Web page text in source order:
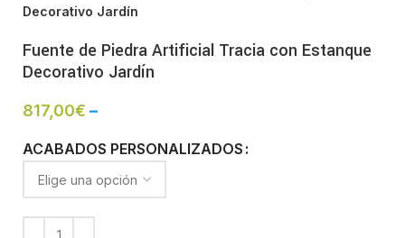
Decorativo Jardín
Fuente de Piedra Artificial Tracia con Estanque
Decorativo Jardín
817,00€ –
ACABADOS PERSONALIZADOS